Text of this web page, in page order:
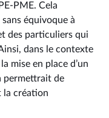
PME. Cela
équivoque à
des particuliers qui
dans le contexte
mise en place d’un
permettrait de
la création